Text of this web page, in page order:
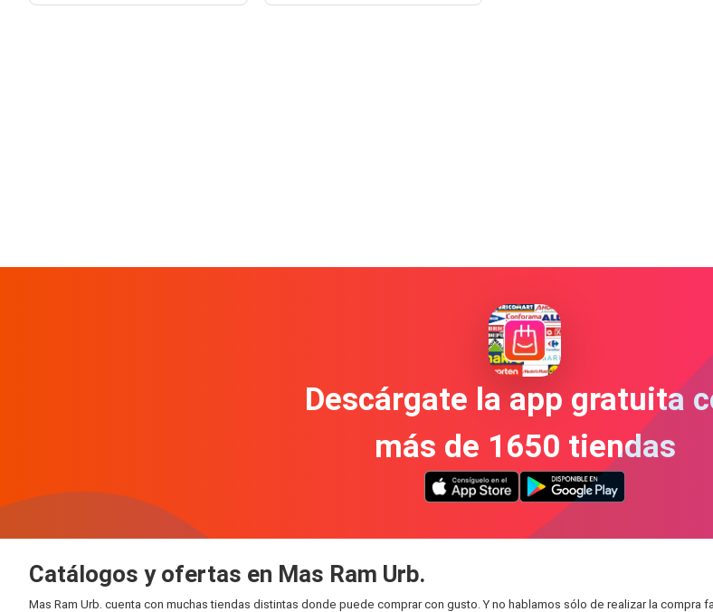
Descárgate la app gratuita
más de 1650 tiendas
Catálogos y ofertas en Mas Ram Urb.
Mas Ram Urb. cuenta con muchas tiendas distintas donde puede comprar con gusto. Y no hablamos sólo de realizar la